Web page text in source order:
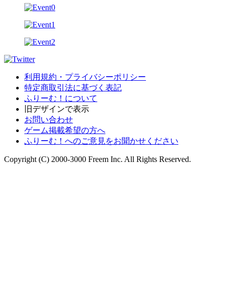
利用規約・プライバシーポリシー
特定商取引法に基づく表記
ふりーむ！について
旧デザインで表示
お問い合わせ
ゲーム掲載希望の方へ
ふりーむ！へのご意見をお聞かせください
Copyright (C) 2000-3000 Freem Inc. All Rights Reserved.